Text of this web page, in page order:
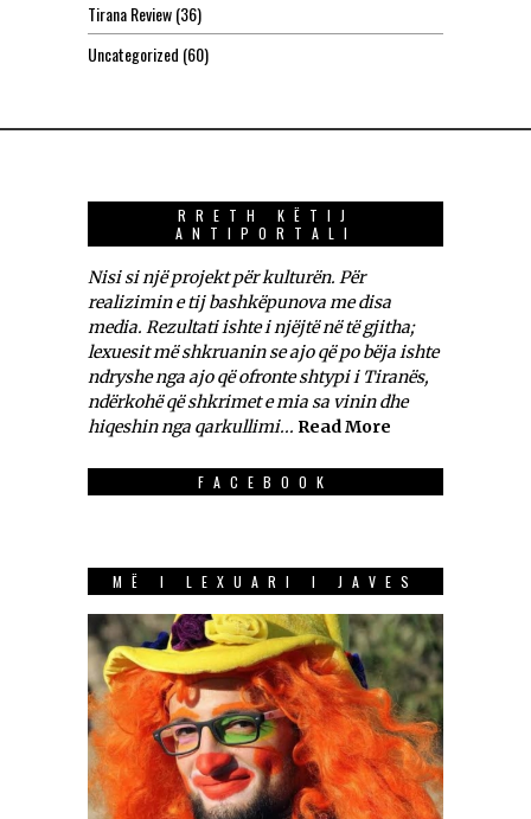
Tirana Review(36)
Uncategorized (60)
RRETH KËTIJ
ANTIPORTALI
Nisi si një projekt për kulturën. Për
realizimin e tij bashkëpunova me disa
media. Rezultati ishte i njëjtë në të gjitha;
lexuesit më shkruanin se ajo që po bëja ishte
ndryshe nga ajo që ofronte shtypi i Tiranës,
ndërkohë që shkrimet e mia sa vinin dhe
hiqeshin nga qarkullimi... Read More
FACEBOOK
MË I LEXUARI I JAVES